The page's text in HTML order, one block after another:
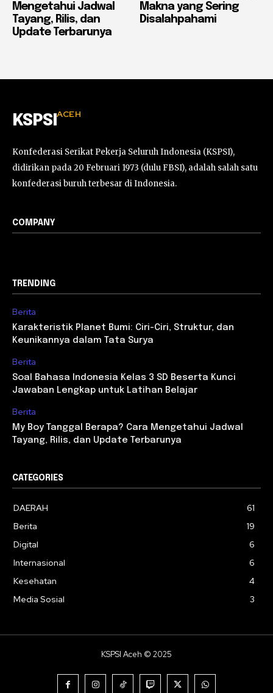
Mengetahui Jadwal
Tayang, Rilis, dan
Update Terbarunya
Makna yang Sering
Disalahpahami
KSPSI ACEH
Konfederasi Serikat Pekerja Seluruh Indonesia (KSPSI),
didirikan pada 20 Februari 1973 (dulu FBSI), adalah salah satu
konfederasi buruh terbesar di Indonesia.
COMPANY
TRENDING
Berita
Karakteristik Planet Bumi: Ciri-Ciri, Struktur, dan
Keunikannya dalam Tata Surya
Berita
Soal Bahasa Indonesia Kelas 3 SD Beserta Kunci
Jawaban Lengkap untuk Latihan Belajar
Berita
My Boy Tanggal Berapa? Cara Mengetahui Jadwal
Tayang, Rilis, dan Update Terbarunya
CATEGORIES
DAERAH
61
Berita
19
Digital
6
Internasional
6
Kesehatan
4
Media Sosial
3
KSPSI Aceh © 2025